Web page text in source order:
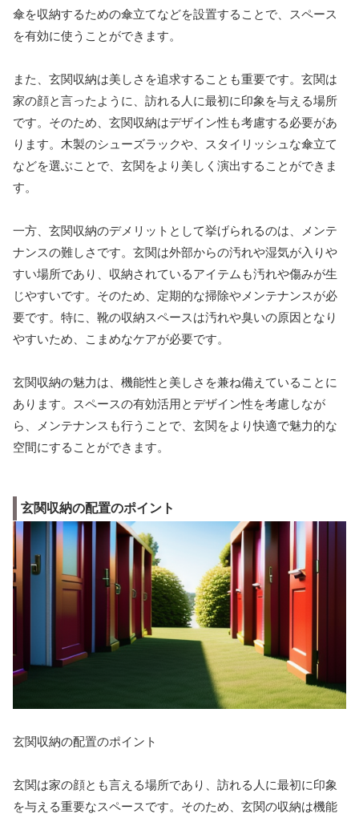
傘を収納するための傘立てなどを設置することで、スペース
を有効に使うことができます。
また、玄関収納は美しさを追求することも重要です。玄関は
家の顔と言ったように、訪れる人に最初に印象を与える場所
です。そのため、玄関収納はデザイン性も考慮する必要があ
ります。木製のシューズラックや、スタイリッシュな傘立て
などを選ぶことで、玄関をより美しく演出することができま
す。
一方、玄関収納のデメリットとして挙げられるのは、メンテ
ナンスの難しさです。玄関は外部からの汚れや湿気が入りや
すい場所であり、収納されているアイテムも汚れや傷みが生
じやすいです。そのため、定期的な掃除やメンテナンスが必
要です。特に、靴の収納スペースは汚れや臭いの原因となり
やすいため、こまめなケアが必要です。
玄関収納の魅力は、機能性と美しさを兼ね備えていることに
あります。スペースの有効活用とデザイン性を考慮しなが
ら、メンテナンスも行うことで、玄関をより快適で魅力的な
空間にすることができます。
玄関収納の配置のポイント
玄関収納の配置のポイント
玄関は家の顔とも言える場所であり、訪れる人に最初に印象
を与える重要なスペースです。そのため、玄関の収納は機能